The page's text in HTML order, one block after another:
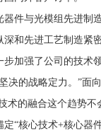
与光模组先进制
和先进工艺制造紧
加强了公司的技术
的战略定力。”面
术的融合这个趋势
“核心技术+核心器